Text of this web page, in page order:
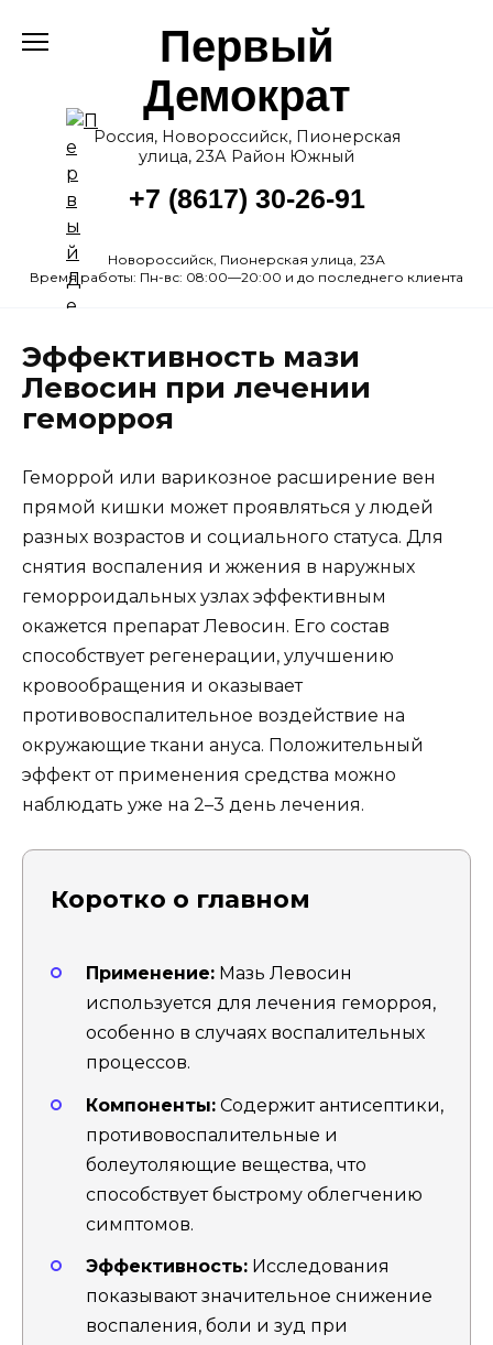
Первый
Демократ
Россия, Новороссийск, Пионерская
улица, 23А Район Южный
+7 (8617) 30-26-91
Новороссийск, Пионерская улица, 23А
Время работы: Пн-вс: 08:00—20:00 и до последнего клиента
Эффективность мази
Левосин при лечении
геморроя
Геморрой или варикозное расширение вен
прямой кишки может проявляться у людей
разных возрастов и социального статуса. Для
снятия воспаления и жжения в наружных
геморроидальных узлах эффективным
окажется препарат Левосин. Его состав
способствует регенерации, улучшению
кровообращения и оказывает
противовоспалительное воздействие на
окружающие ткани ануса. Положительный
эффект от применения средства можно
наблюдать уже на 2–3 день лечения.
Коротко о главном
Применение: Мазь Левосин
используется для лечения геморроя,
особенно в случаях воспалительных
процессов.
Компоненты: Содержит антисептики,
противовоспалительные и
болеутоляющие вещества, что
способствует быстрому облегчению
симптомов.
Эффективность: Исследования
показывают значительное снижение
воспаления, боли и зуд при